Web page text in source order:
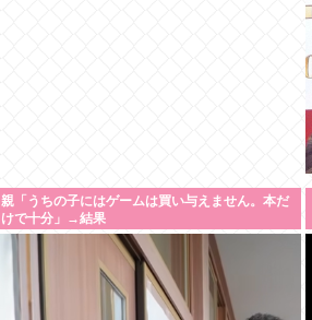
親「うちの子にはゲームは買い与えません。本だ
けで十分」→結果